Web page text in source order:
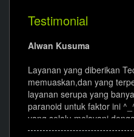
Testimonial
Alwan Kusuma
Layanan yang diberikan
memuaskan,dan yang
layanan serupa yang
paranoid untuk faktor ini
yang selalu melayani
fasilitas lengkap &